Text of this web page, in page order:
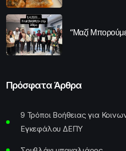
“Μαζί
Πρόσφατα Άρθρα
9 Τρόποι Βοήθειας για
Εγκεφάλου ΔΕΠΥ